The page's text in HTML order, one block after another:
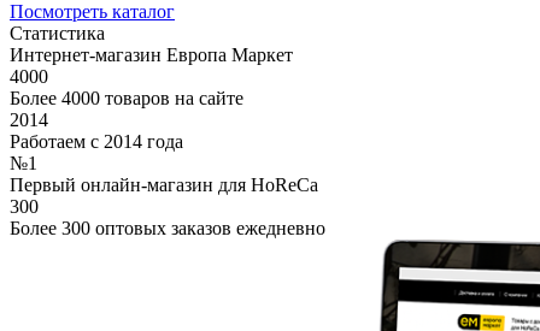
Посмотреть каталог
Статистика
Интернет-магазин Европа Маркет
4000
Более 4000 товаров на сайте
2014
Работаем с 2014 года
№1
Первый онлайн-магазин для HoReCa
300
Более 300 оптовых заказов ежедневно